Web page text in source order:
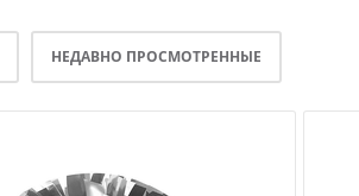
НЕДАВНО ПРОСМОТРЕННЫЕ